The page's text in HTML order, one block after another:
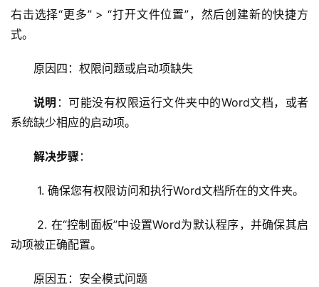
技
术
D
运
右击选择“更多” > “打开文件位置”，然后创建新的快捷方
式。
原因四：权限问题或启动项缺失
说明 ：可能没有权限运行文件夹中的Word文档，或者
系统缺少相应的启动项。
解决步骤 ：
1. 确保您有权限访问和执行Word文档所在的文件夹。
动项被正确配置。
原因五：安全模式问题